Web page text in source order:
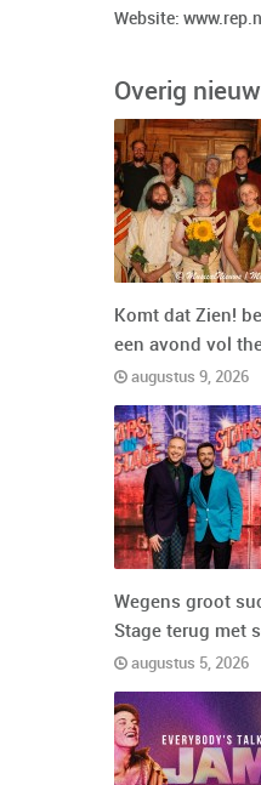
Website:
Overig
Komt dat Zien!
een avond vol
augustus 9, 2026
Wegens groot
Stage terug met
augustus 5, 2026